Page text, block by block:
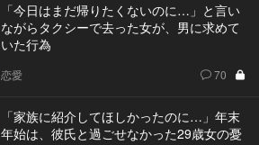
「今日はまだ帰りたくないのに…」と言い
ながらタクシーで去った女が、男に求めて
いた行為
恋愛 70
「家族に紹介してほしかったのに…」年末
年始は、彼氏と過ごせなかった29歳女の憂